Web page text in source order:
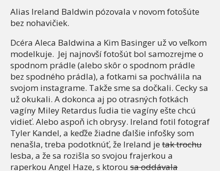
Alias Ireland Baldwin pózovala v novom fotošúte
bez nohavičiek.
Dcéra Aleca Baldwina a Kim Basinger už vo veľkom
modelkuje. Jej najnovší fotošút bol samozrejme o
spodnom prádle (alebo skôr o spodnom prádle
bez spodného prádla), a fotkami sa pochválila na
svojom instagrame. Takže sme sa dočkali. Cecky sa
už okukali. A dokonca aj po otrasných fotkách
vagíny Miley Retardus ľudia tie vagíny ešte chcú
vidieť. Alebo aspoň ich obrysy. Ireland fotil fotograf
Tyler Kandel, a keďže žiadne ďalšie infošky som
nenašla, treba podotknúť, že Ireland je tak trochu
lesba, a že sa rozišla so svojou frajerkou a
raperkou Angel Haze, s ktorou sa oddávala